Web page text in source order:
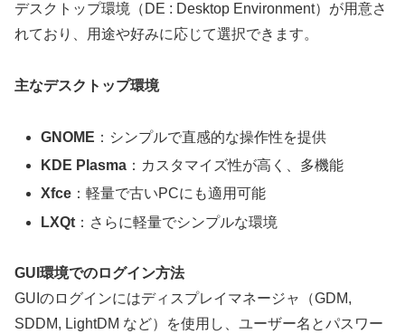
デスクトップ環境（DE : Desktop Environment）が用意さ
れており、用途や好みに応じて選択できます。
主なデスクトップ環境
GNOME ：シンプルで直感的な操作性を提供
KDE Plasma ：カスタマイズ性が高く、多機能
Xfce ：軽量で古いPCにも適用可能
LXQt ：さらに軽量でシンプルな環境
GUI環境でのログイン方法
GUIのログインにはディスプレイマネージャ（GDM,
SDDM, LightDM など）を使用し、ユーザー名とパスワー